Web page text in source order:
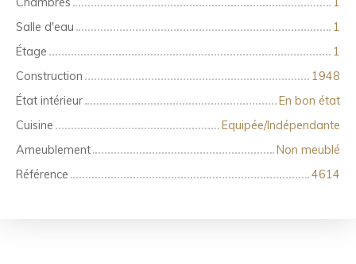
Salle d'eau
1
Étage
1
Construction
1948
État intérieur
En bon état
Cuisine
Equipée/Indépendante
Ameublement
Non meublé
Référence
4614